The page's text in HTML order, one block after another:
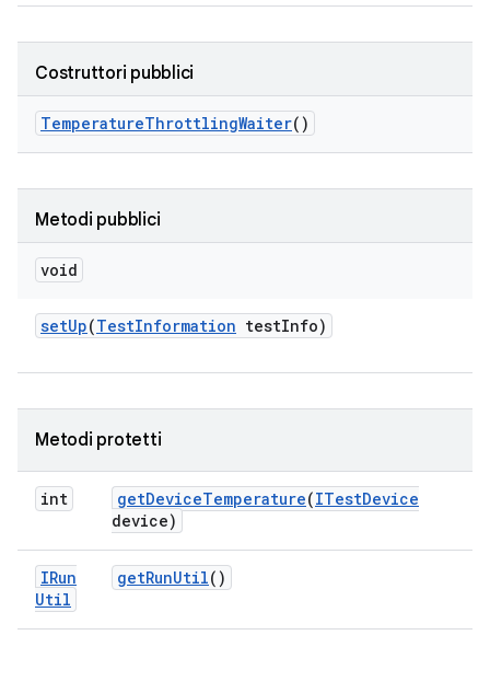
Costruttori pubblici
TemperatureThrottlingWaiter()
Metodi pubblici
void
setUp(TestInformation testInfo)
Metodi protetti
int getDeviceTemperature(ITestDevice
device)
IRun
Util
getRunUtil()